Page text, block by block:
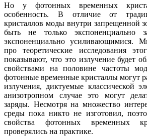
Но у фотонных временных
особенность. В отличие от
кристаллов моды внутри запрещенной
быть не только экспоненциально
экспоненциально усиливающимися.
про теоретические исследования
показывают, что это излучение будет
свойствами на половине частоты
фотонные временные кристаллы могут
излучения, диктуемые классической
анизотропном случае это могут
заряды. Несмотря на множество
среды пока никто не изготовил,
свойства фотонных временных
проверялись на практике.